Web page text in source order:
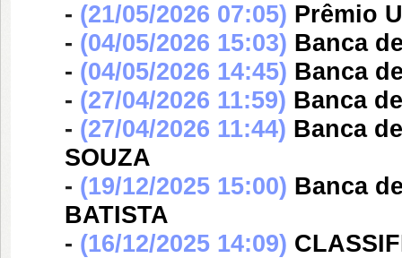
- (21/05/2026 07:05) Prêmio
- (04/05/2026 15:03) Banca
- (04/05/2026 14:45) Banca
- (27/04/2026 11:59) Banca
- (27/04/2026 11:44) Banca
SOUZA
- (19/12/2025 15:00) Banca
BATISTA
- (16/12/2025 14:09)